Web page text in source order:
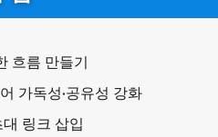
흐름 만들기
가독성·공유성 강화
링크 삽입